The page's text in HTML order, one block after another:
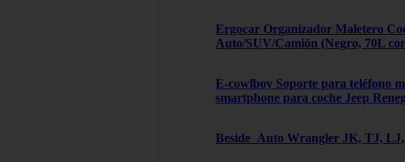
Ergocar Organizador Maletero
Auto/SUV/Camión (Negro, 70L
E-cowlboy Soporte para teléfono
smartphone para coche Jeep
Beside_Auto Wrangler JK, TJ,